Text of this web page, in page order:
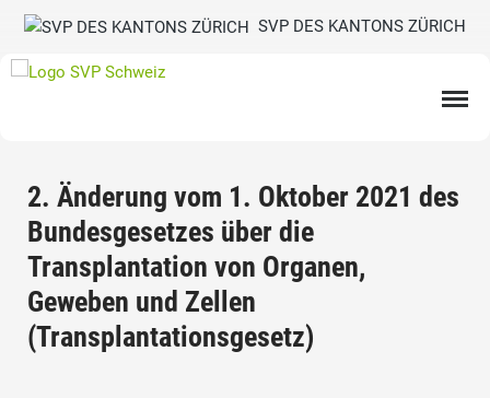
SVP DES KANTONS ZÜRICH
2. Änderung vom 1. Oktober 2021 des
Bundesgesetzes über die
Transplantation von Organen,
Geweben und Zellen
(Transplantationsgesetz)